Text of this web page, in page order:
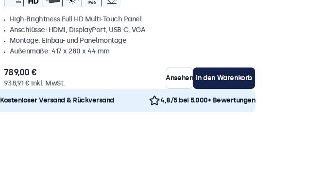
High-Brightness Full HD Multi-Touch Panel
Anschlüsse: HDMI, DisplayPort, USB-C, VGA
Montage: Einbau- und Panelmontage
Außenmaße: 417 x 280 x 44 mm
789,00 €
938,91 € inkl. MwSt.
Ansehen In den Warenkorb
Kostenloser Versand & Rückversand 4,8/5 bei 5.000+ Bewertungen